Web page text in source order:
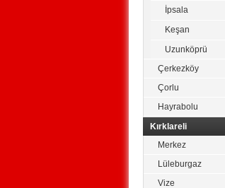
İpsala
Keşan
Uzunköprü
Çerkezköy
Çorlu
Hayrabolu
Kırklareli
Merkez
Lüleburgaz
Vize